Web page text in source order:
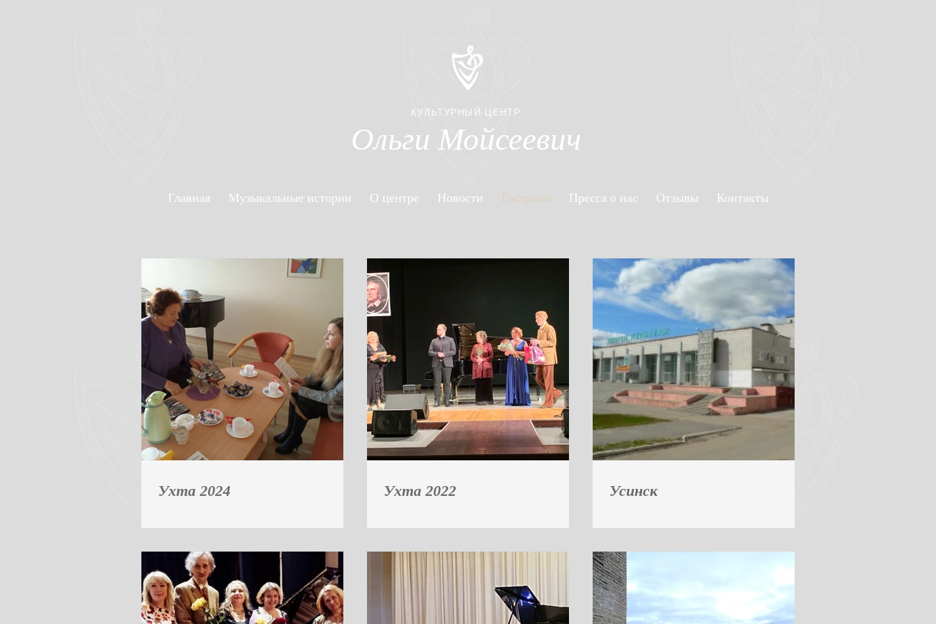
КУЛЬТУРНЫЙ ЦЕНТР
Ольги Мойсеевич
Главная Музыкальные истории О центре Новости Гастроли Пресса о нас Отзывы Контакты
Ухта 2024 Ухта 2022 Усинск